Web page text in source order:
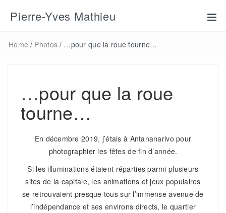
Pierre-Yves Mathieu
Home / Photos / …pour que la roue tourne…
…pour que la roue
tourne…
En décembre 2019, j’étais à Antananarivo pour
photographier les fêtes de fin d’année.
Si les illuminations étaient réparties parmi plusieurs
sites de la capitale, les animations et jeux populaires
se retrouvaient presque tous sur l’immense avenue de
l’indépendance et ses environs directs, le quartier